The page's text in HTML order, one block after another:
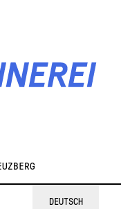
DEUTSCH